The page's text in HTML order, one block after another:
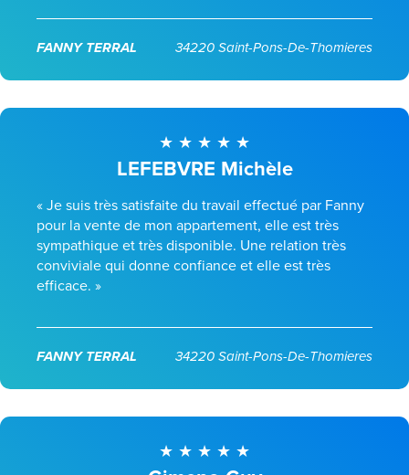
FANNY TERRAL 34220 Saint-Pons-De-Thomieres
LEFEBVRE Michèle
« Je suis très satisfaite du travail effectué par Fanny
pour la vente de mon appartement, elle est très
sympathique et très disponible. Une relation très
conviviale qui donne confiance et elle est très
efficace. »
FANNY TERRAL 34220 Saint-Pons-De-Thomieres